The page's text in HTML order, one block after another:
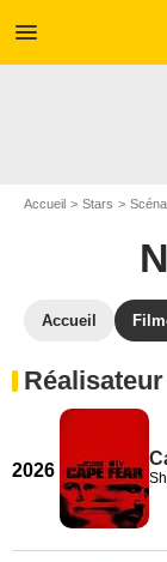
menu
Accueil Stars
Accueil
Réalisateur
2026